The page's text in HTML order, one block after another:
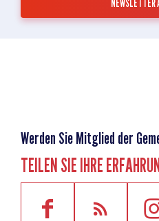
Werden Sie Mitglied der
TEILEN SIE IHRE